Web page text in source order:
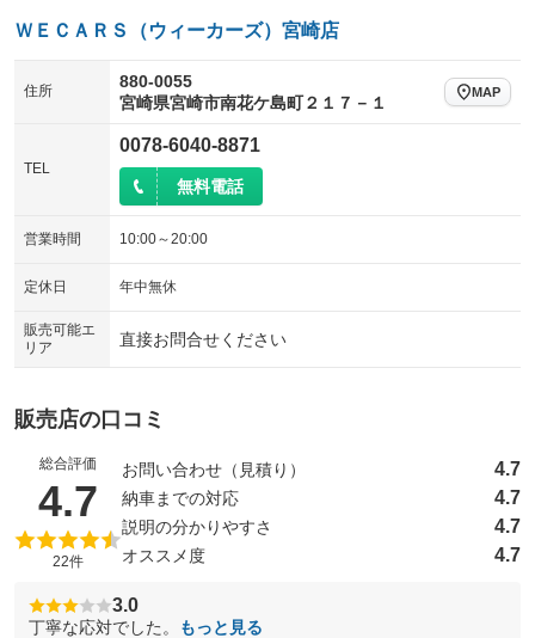
ＷＥＣＡＲＳ（ウィーカーズ）宮崎店
住所
880-0055
宮崎県宮崎市南花ケ島町２１７－１
MAP
TEL
0078-6040-8871
無料電話
営業時間 10:00～20:00
定休日 年中無休
販売可能エ
リア
直接お問合せください
販売店の口コミ
総合評価
4.7 （5点満点中）
22件
お問い合わせ（見積り） 4.7
納車までの対応 4.7
説明の分かりやすさ 4.7
オススメ度 4.7
3.0
丁寧な応対でした。 もっと見る